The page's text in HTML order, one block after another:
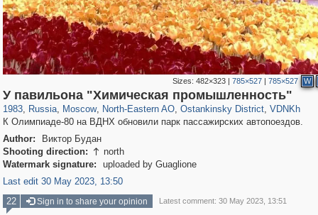
Sizes:482×323 |785×527 |785×527 W
У павильона "Химическая промышленность"
1983, Russia
1,407,206 29,248
, Moscow
319,878 8,286
, North-Eastern AO
24,495 250
, Ostankinsky District
13,482 148
, VDNKh
8,293 48
К Олимпиаде-80 на ВДНХ обновили парк пассажирских автопоездов.
Author:
Виктор Будан
Shooting direction:  north
Watermark signature:
uploaded by Guaglione
Last edit 30 May 2023, 13:50
22
Sign in to share your opinion Latest comment: 30 May 2023, 13:51